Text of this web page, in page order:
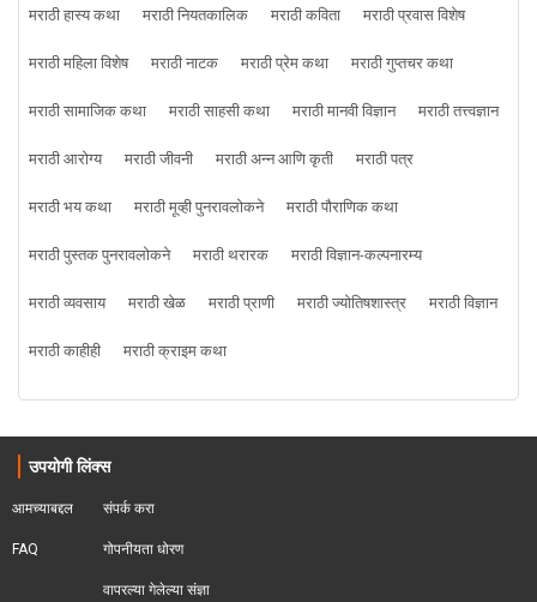
मराठी हास्य कथा
मराठी नियतकालिक मराठी कविता
मराठी प्रवास विशेष
मराठी महिला विशेष
मराठी नाटक मराठी प्रेम कथा
मराठी गुप्तचर कथा
मराठी सामाजिक कथा
मराठी साहसी कथा मराठी मानवी विज्ञान
मराठी तत्त्वज्ञान
मराठी आरोग्य
मराठी जीवनी मराठी अन्न आणि कृती
मराठी पत्र
मराठी भय कथा
मराठी मूव्ही पुनरावलोकने
मराठी पौराणिक कथा
मराठी पुस्तक पुनरावलोकने
मराठी थरारक
मराठी विज्ञान-कल्पनारम्य
मराठी व्यवसाय
मराठी खेळ मराठी प्राणी मराठी ज्योतिषशास्त्र
मराठी विज्ञान
मराठी काहीही
मराठी क्राइम कथा
उपयोगी लिंक्स
आमच्याबद्दल
FAQ
संपर्क करा
गोपनीयता धोरण
वापरल्या गेलेल्या संज्ञा